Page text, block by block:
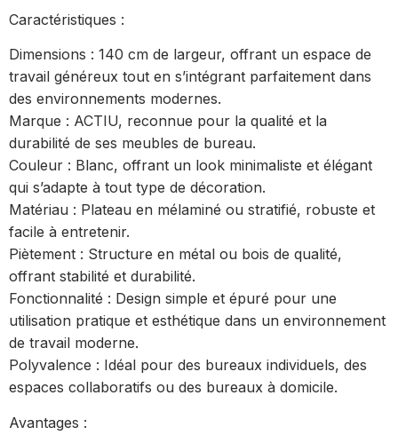
Caractéristiques :
Dimensions : 140 cm de largeur, offrant un espace de
travail généreux tout en s’intégrant parfaitement dans
des environnements modernes.
Marque : ACTIU, reconnue pour la qualité et la
durabilité de ses meubles de bureau.
Couleur : Blanc, offrant un look minimaliste et élégant
qui s’adapte à tout type de décoration.
Matériau : Plateau en mélaminé ou stratifié, robuste et
facile à entretenir.
Piètement : Structure en métal ou bois de qualité,
offrant stabilité et durabilité.
Fonctionnalité : Design simple et épuré pour une
utilisation pratique et esthétique dans un environnement
de travail moderne.
Polyvalence : Idéal pour des bureaux individuels, des
espaces collaboratifs ou des bureaux à domicile.
Avantages :